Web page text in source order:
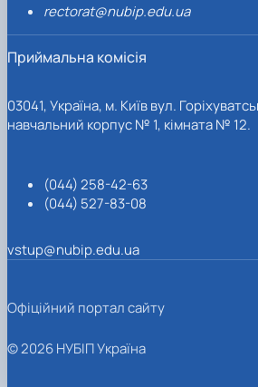
rectorat@nubip.edu.ua
Приймальна комісія
03041, Україна, м. Київ вул.
навчальний корпус № 1, кімната № 12.
(044) 258-42-63
(044) 527-83-08
vstup@nubip.edu.ua
Офіційний портал сайту
© 2026 НУБІП Україна